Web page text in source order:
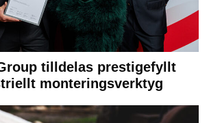
tilldelas prestigefyllt
monteringsverktyg